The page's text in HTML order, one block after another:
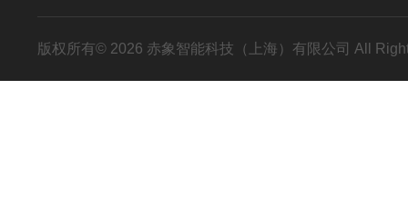
版权所有© 2026 赤象智能科技（上海）有限公司 All